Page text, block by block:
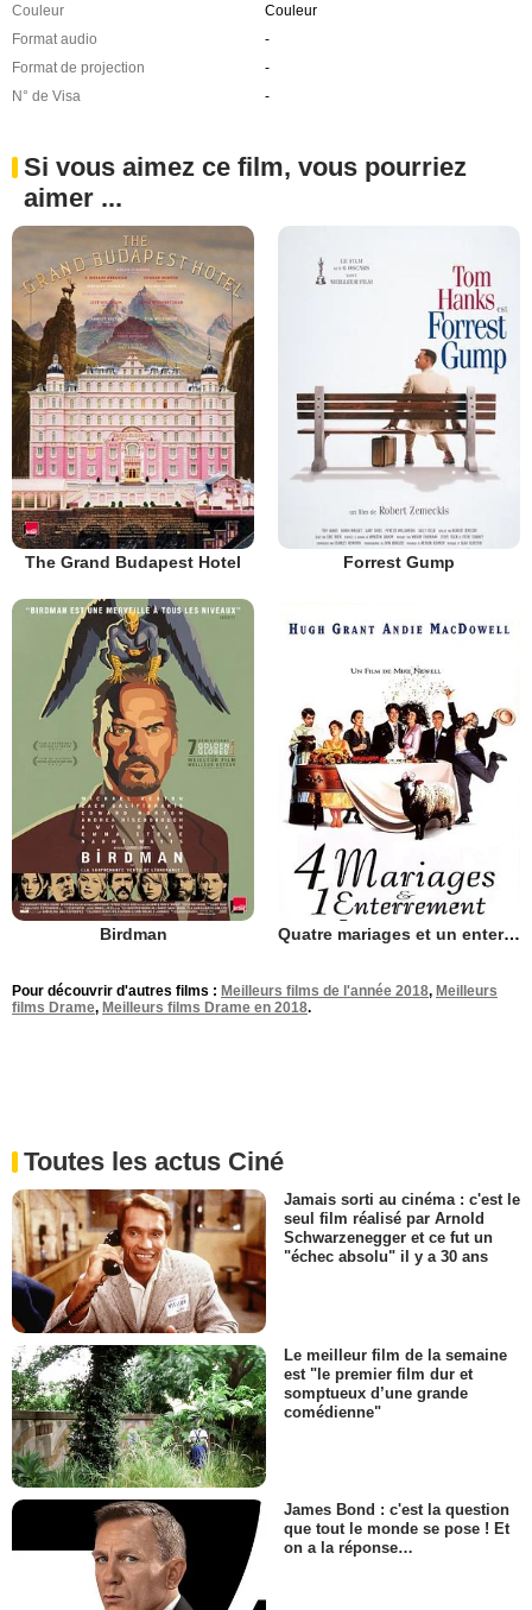
Couleur
Couleur
Format audio
-
Format de projection
-
N° de Visa
-
Si vous aimez ce film, vous pourriez
aimer ...
The Grand Budapest Hotel Forrest Gump
Birdman Quatre mariages et un enterrement
Pour découvrir d'autres films : Meilleurs films de l'année 2018, Meilleurs
films Drame, Meilleurs films Drame en 2018.
Toutes les actus Ciné
Jamais sorti au cinéma : c'est le
seul film réalisé par Arnold
Schwarzenegger et ce fut un
"échec absolu" il y a 30 ans
Le meilleur film de la semaine
est "le premier film dur et
somptueux d’une grande
comédienne"
James Bond : c'est la question
que tout le monde se pose ! Et
on a la réponse…